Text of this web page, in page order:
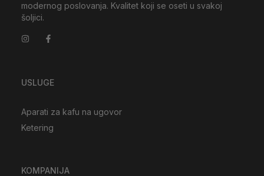
modernog poslovanja. Kvalitet koji se oseti u svakoj
šoljici.
USLUGE
Aparati za kafu na ugovor
Ketering
KOMPANIJA